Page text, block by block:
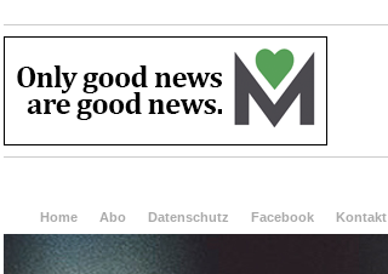
Home Abo Datenschutz Facebook Kontakt